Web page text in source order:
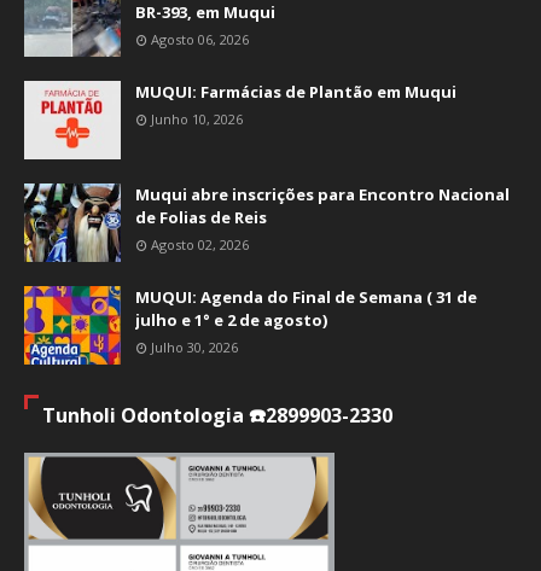
BR-393, em Muqui
Agosto 06, 2026
MUQUI: Farmácias de Plantão em Muqui
Junho 10, 2026
Muqui abre inscrições para Encontro Nacional
de Folias de Reis
Agosto 02, 2026
MUQUI: Agenda do Final de Semana ( 31 de
julho e 1° e 2 de agosto)
Julho 30, 2026
Tunholi Odontologia ☎️2899903-2330